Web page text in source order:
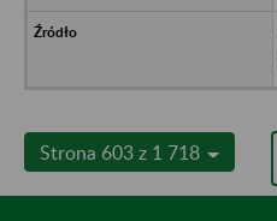
Strona 603 z 1 718